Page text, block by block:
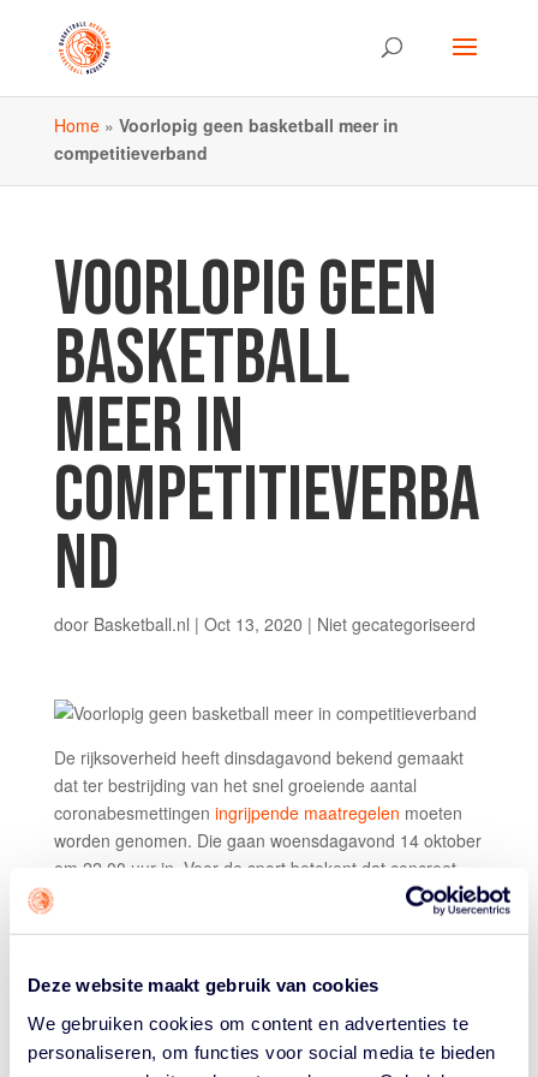
Deze website maakt gebruik van cookies
We gebruiken cookies om content en advertenties te
personaliseren, om functies voor social media te bieden
Home» Voorlopig geen basketball meer in
competitieverband
VOORLOPIG GEEN
BASKETBALL
MEER IN
COMPETITIEVERBA
ND
door Basketball.nl | Oct 13, 2020 | Niet gecategoriseerd
De rijksoverheid heeft dinsdagavond bekend gemaakt
dat ter bestrijding van het snel groeiende aantal
coronabesmettingen ingrijpende maatregelen moeten
worden genomen. Die gaan woensdagavond 14 oktober
om 22.00 uur in. Voor de sport betekent dat concreet
dat er de komende weken niet in competitieverband
mag worden gespeeld. Alleen jeugd tot 18 jaar mag
vereniging.
We begrijpen dat dit alles voor de verenigingen,
beoefenaars en volgers van het basketball zeer